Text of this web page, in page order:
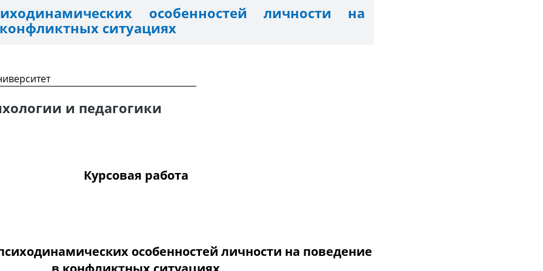
особенностей личности на
ситуациях
и педагогики
Курсовая работа
особенностей личности на поведение